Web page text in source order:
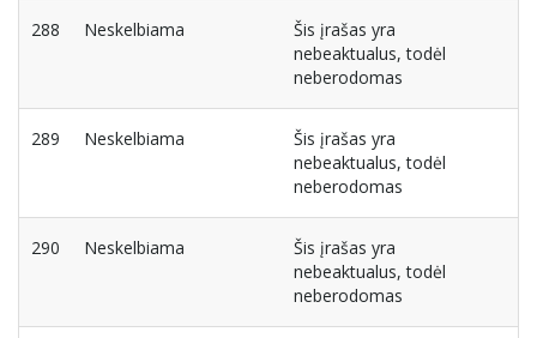
288 Neskelbiama
Šis įrašas yra
nebeaktualus, todėl
neberodomas
289 Neskelbiama
Šis įrašas yra
nebeaktualus, todėl
neberodomas
290 Neskelbiama
Šis įrašas yra
nebeaktualus, todėl
neberodomas